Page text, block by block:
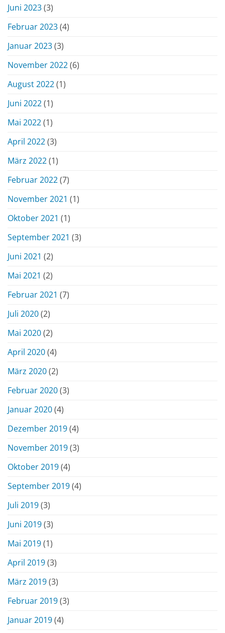
Juni 2023(3)
Februar 2023(4)
Januar 2023(3)
November 2022(6)
August 2022(1)
Juni 2022(1)
Mai 2022(1)
April 2022(3)
März 2022(1)
Februar 2022(7)
November 2021 (1)
Oktober 2021 (1)
September 2021 (3)
Juni 2021 (2)
Mai 2021 (2)
Februar 2021 (7)
Juli 2020(2)
Mai 2020(2)
April 2020(4)
März 2020(2)
Februar 2020(3)
Januar 2020(4)
Dezember 2019(4)
November 2019(3)
Oktober 2019(4)
September 2019(4)
Juli 2019(3)
Juni 2019(3)
Mai 2019(1)
April 2019(3)
März 2019(3)
Februar 2019(3)
Januar 2019(4)